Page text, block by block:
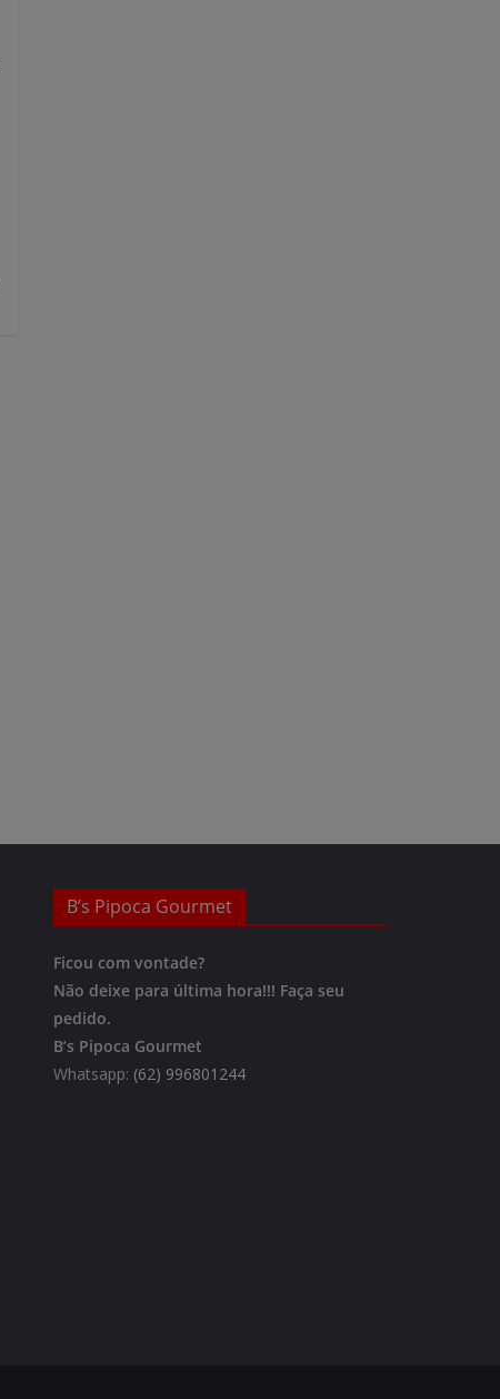
B’s Pipoca Gourmet
Ficou com vontade?
Não deixe para última hora!!! Faça seu
pedido.
B’s Pipoca Gourmet
Whatsapp: (62) 996801244